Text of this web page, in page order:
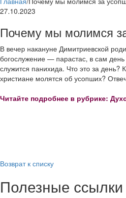
27.10.2023
Почему мы молимся
В вечер накануне Димитриевской
богослужение — парастас, в сам
служится панихида. Что это за день?
христиане молятся об усопших?
Читайте подробнее в рубрике:
Возврат к списку
Полезные ссылки